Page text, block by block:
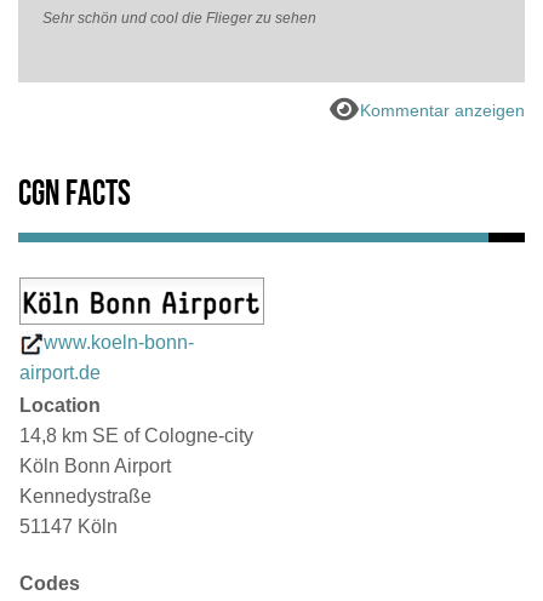
Sehr schön und cool die Flieger zu sehen
Kommentar anzeigen
CGN Facts
www.koeln-bonn-
airport.de
Location
14,8 km SE of Cologne-city
Köln Bonn Airport
Kennedystraße
51147 Köln
Codes